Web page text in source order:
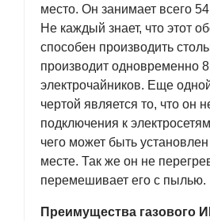
место. Он занимает всего
Не каждый знает, что этот
способен производить
производит одновременно 8
электрочайников. Еще
чертой является то, что он
подключения к
чего может быть
месте. Так же он не
перемешивает его с пылью.
Преимущества газового